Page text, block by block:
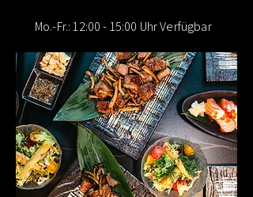
Mo.-Fr.: 12:00 - 15:00 Uhr Verfügbar